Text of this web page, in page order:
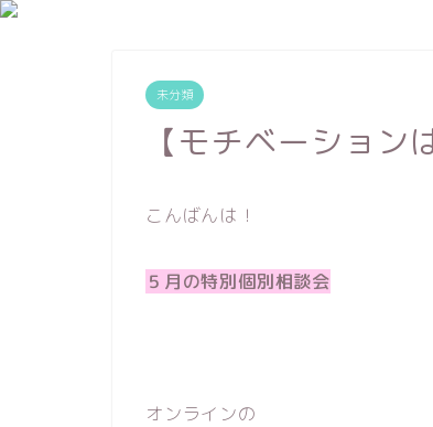
未分類
【モチベーション
こんばんは！
５月の特別個別相談会
オンラインの